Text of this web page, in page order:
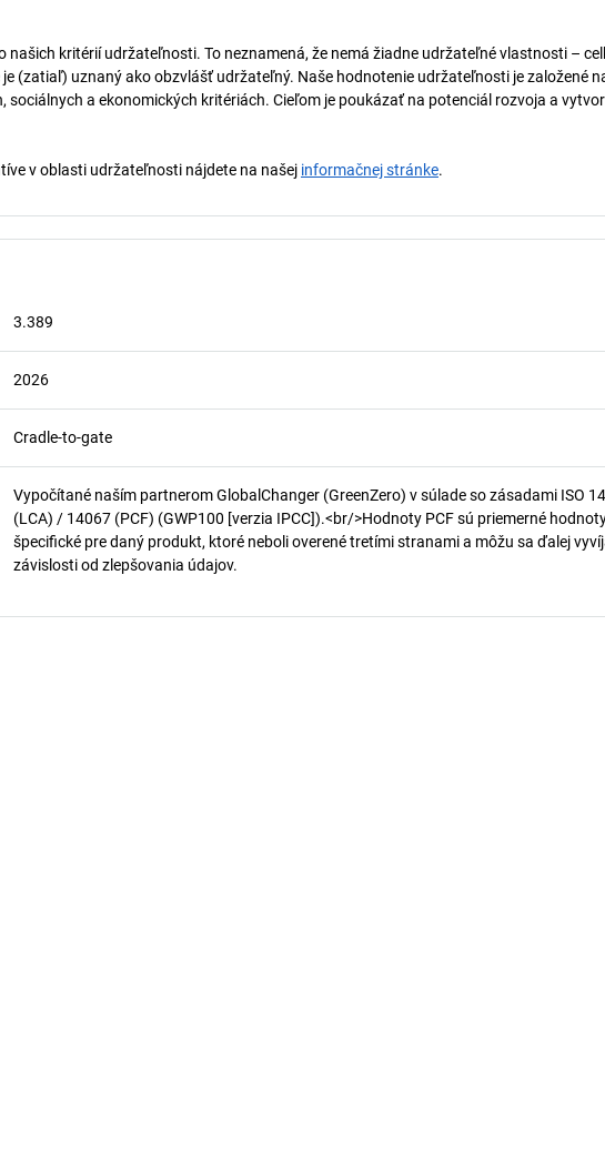
kritérií udržateľnosti. To neznamená, že nemá žiadne udržateľné vlastnosti –
(zatiaľ) uznaný ako obzvlášť udržateľný. Naše hodnotenie udržateľnosti je založené
a ekonomických kritériách. Cieľom je poukázať na potenciál rozvoja a
v oblasti udržateľnosti nájdete na našej informačnej stránke.
3.389
2026
Cradle-to-gate
Vypočítané naším partnerom GlobalChanger (GreenZero) v súlade so zásadami ISO
(LCA) / 14067 (PCF) (GWP100 [verzia IPCC]).<br/>Hodnoty PCF sú priemerné
špecifické pre daný produkt, ktoré neboli overené tretími stranami a môžu sa ďalej
závislosti od zlepšovania údajov.